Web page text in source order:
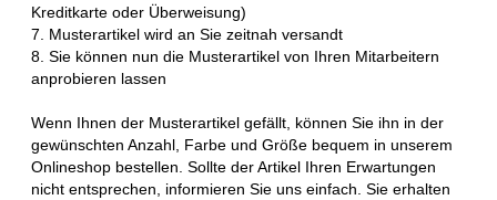
Kreditkarte oder Überweisung)
7. Musterartikel wird an Sie zeitnah versandt
8. Sie können nun die Musterartikel von Ihren Mitarbeitern
anprobieren lassen
Wenn Ihnen der Musterartikel gefällt, können Sie ihn in der
gewünschten Anzahl, Farbe und Größe bequem in unserem
Onlineshop bestellen. Sollte der Artikel Ihren Erwartungen
nicht entsprechen, informieren Sie uns einfach. Sie erhalten